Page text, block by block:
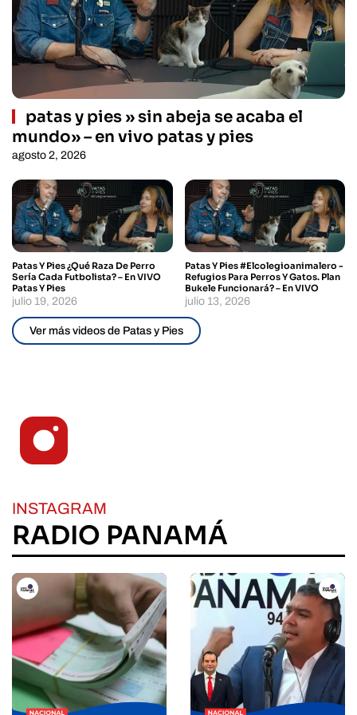
patas y pies » sin abeja se acaba el
mundo» – en vivo patas y pies
agosto 2, 2026
Patas Y Pies ¿Qué Raza De Perro
Sería Cada Futbolista? – En VIVO
Patas Y Pies
julio 19, 2026
Patas Y Pies #elcolegioanimalero -
Refugios Para Perros Y Gatos. Plan
Bukele Funcionará? – En VIVO
julio 13, 2026
Ver más videos de Patas y Pies
INSTAGRAM
RADIO PANAMÁ